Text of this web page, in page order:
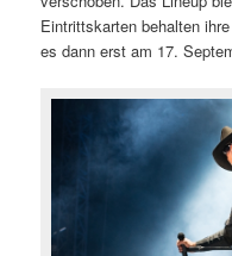
Eintrittskarten behalten
es dann erst am 17.